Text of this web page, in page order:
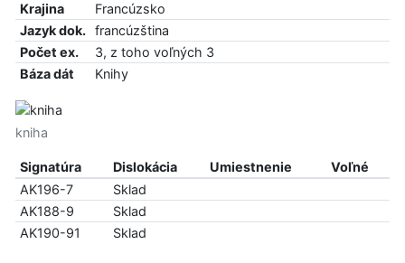
Krajina
Francúzsko
Jazyk dok.
francúzština
Počet ex.
3, z toho voľných 3
Báza dát
Knihy
kniha
Signatúra Dislokácia Umiestnenie
Voľné
AK196-7
Sklad
AK188-9
Sklad
AK190-91
Sklad